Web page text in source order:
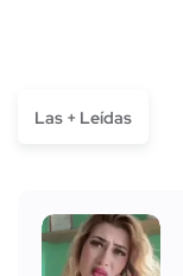
Las + Leídas